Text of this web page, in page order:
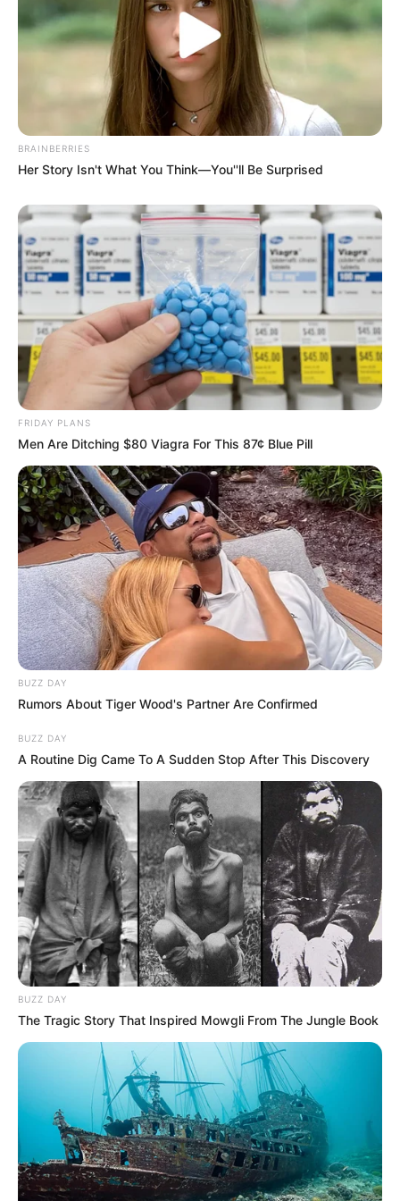
BRAINBERRIES
Her Story Isn't What You Think—You''ll Be Surprised
FRIDAY PLANS
Men Are Ditching $80 Viagra For This 87¢ Blue Pill
BUZZ DAY
Rumors About Tiger Wood's Partner Are Confirmed
BUZZ DAY
A Routine Dig Came To A Sudden Stop After This Discovery
BUZZ DAY
The Tragic Story That Inspired Mowgli From The Jungle Book